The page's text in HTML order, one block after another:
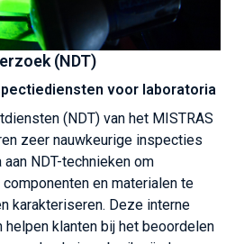
(NDT)
voor laboratoria
(NDT) van het MISTRAS
zeer nauwkeurige inspecties
NDT-technieken om
en materialen te
karakteriseren. Deze interne
helpen klanten bij het beoordelen